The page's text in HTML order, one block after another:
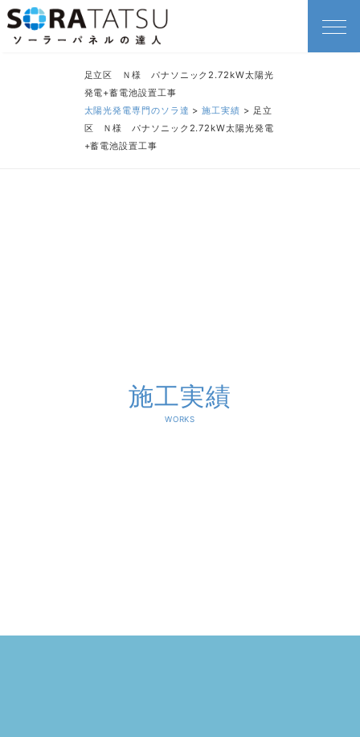
足立区 Ｎ様 パナソニック2.72kW太陽光
発電+蓄電池設置工事
太陽光発電専門のソラ達 >施工実績 > 足立
区 Ｎ様 パナソニック2.72kW太陽光発電
+蓄電池設置工事
施工実績
WORKS